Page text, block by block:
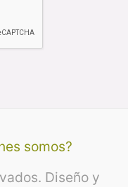
somos?
Diseño y